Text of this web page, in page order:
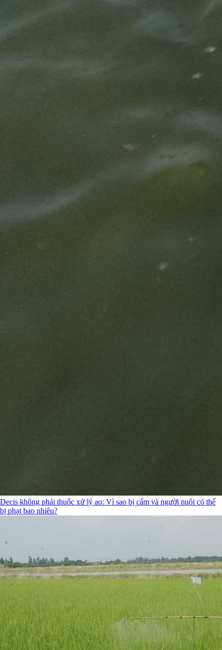
Decis không phải thuốc xử lý ao: Vì sao bị cấm và người nuôi có thể
bị phạt bao nhiêu?